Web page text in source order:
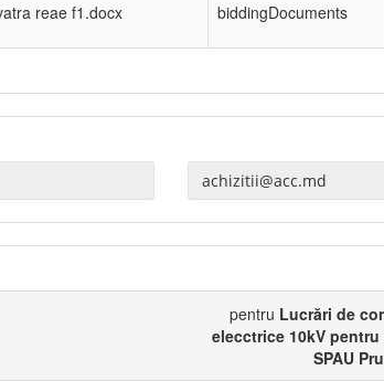
reae f1.docx biddingDocuments
pentru Lucrări de
elecctrice 10kV
SPAU